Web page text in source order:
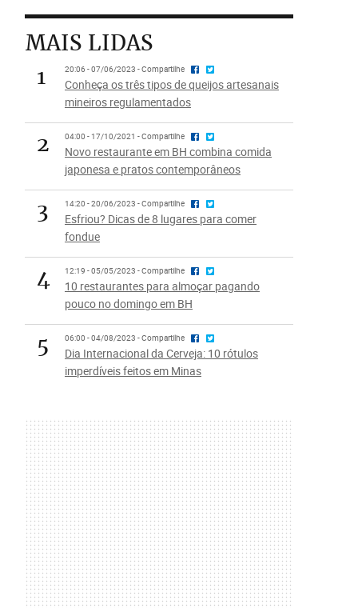
MAIS LIDAS
1
20:06 - 07/06/2023 - Compartilhe
Conheça os três tipos de queijos artesanais
mineiros regulamentados
2 04:00 - 17/10/2021 - Compartilhe
Novo restaurante em BH combina comida
japonesa e pratos contemporâneos
3 14:20 - 20/06/2023 - Compartilhe
Esfriou? Dicas de 8 lugares para comer
fondue
4 12:19 - 05/05/2023 - Compartilhe
10 restaurantes para almoçar pagando
pouco no domingo em BH
5 06:00 - 04/08/2023 - Compartilhe
Dia Internacional da Cerveja: 10 rótulos
imperdíveis feitos em Minas